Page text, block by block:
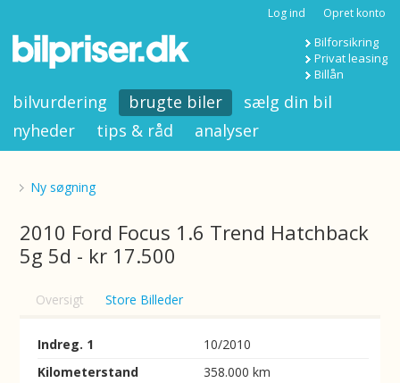
Log ind Opret konto
Bilforsikring
Privat leasing
Billån
bilvurdering brugte biler
sælg din bil
nyheder
tips & råd analyser
Ny søgning
2010 Ford Focus 1.6 Trend Hatchback
5g 5d - kr 17.500
Oversigt Store Billeder
Indreg. 1
10/2010
Kilometerstand
358.000 km